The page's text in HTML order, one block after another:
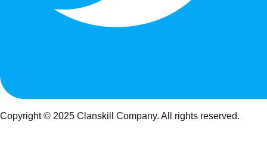
Copyright © 2025 Clanskill Company. All rights reserved.